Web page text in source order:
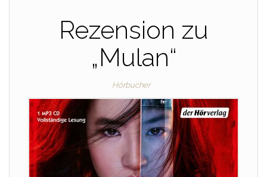
Rezension zu
„Mulan“
Hörbucher